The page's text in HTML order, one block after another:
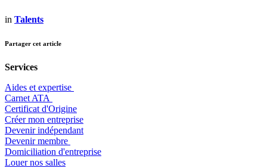
in Talents
Partager cet article
Services
Aides et expertise
​Carnet ATA
Certificat d'Origine
Créer mon entreprise
Devenir indépendant
Devenir membre
​Domiciliation d'entreprise
Louer nos salles